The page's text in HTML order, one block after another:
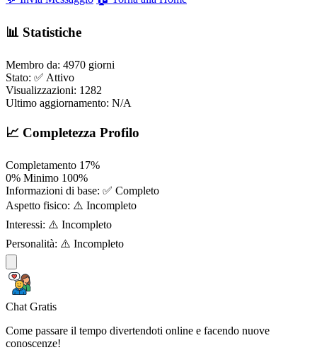
📊 Statistiche
Membro da: 4970 giorni
Stato: ✅ Attivo
Visualizzazioni: 1282
Ultimo aggiornamento: N/A
📈 Completezza Profilo
Completamento 17%
0% Minimo 100%
Informazioni di base: ✅ Completo
Aspetto fisico: ⚠️ Incompleto
Interessi: ⚠️ Incompleto
Personalità: ⚠️ Incompleto
Chat Gratis
Come passare il tempo divertendoti online e facendo nuove
conoscenze!